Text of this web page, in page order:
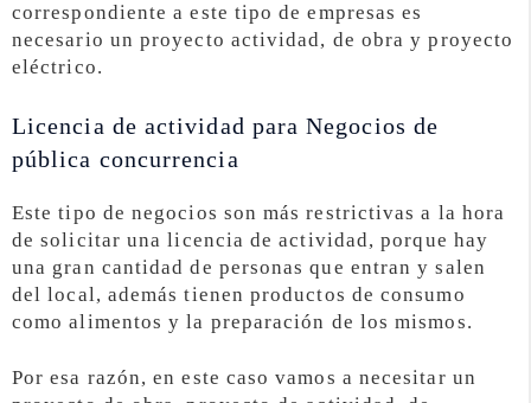
correspondiente a este tipo de empresas es
necesario un proyecto actividad, de obra y proyecto
eléctrico.
Licencia de actividad para Negocios de
pública concurrencia
Este tipo de negocios son más restrictivas a la hora
de solicitar una licencia de actividad, porque hay
una gran cantidad de personas que entran y salen
del local, además tienen productos de consumo
como alimentos y la preparación de los mismos.
Por esa razón, en este caso vamos a necesitar un